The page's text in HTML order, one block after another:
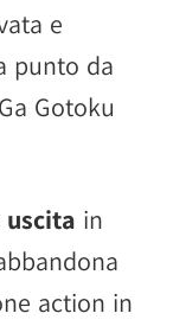
e
punto da
Gotoku
uscita in
action in